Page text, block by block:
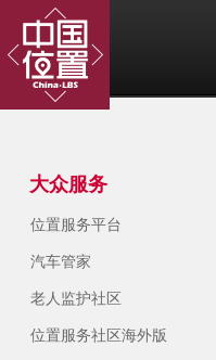
大众服务
位置服务平台
汽车管家
老人监护社区
位置服务社区海外版